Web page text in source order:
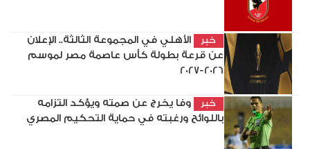
خبر
الأهلي في المجموعة الثالثة.. الإعلان
عن قرعة بطولة كأس عاصمة مصر لموسم
2026-2027
خبر
وفا يخرج عن صمته ويؤكد التزامه
باللوائح ورغبته في حماية التحكيم المصري